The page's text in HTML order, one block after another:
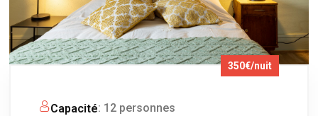
350€/nuit
Capacité: 12 personnes